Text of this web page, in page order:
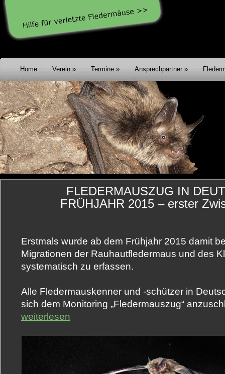
Home Verein Termine Ansprechpartner
FLEDERMAUSZUG IN
FRÜHJAHR 2015 – erster
Erstmals wurde ab dem Frühjahr 2015 damit
Migrationen der Rauhautfledermaus und des
systematisch zu erfassen.
Alle Fledermauskenner und -schützer in
sich dem Monitoring „Fledermauszug“
weiterlesen